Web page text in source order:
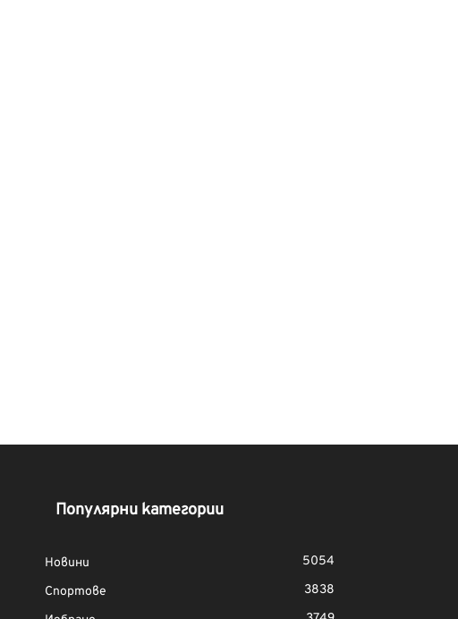
Популярни категории
Новини
5054
Спортове
3838